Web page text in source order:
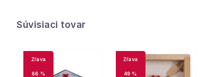
Súvisiaci tovar
66 % 49 %